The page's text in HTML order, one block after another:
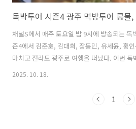
채널S에서 매주 토요일 밤 9시에 방송되는 독
즌4에서 김준호, 김대희, 장동민, 유세윤, 홍
마치고 전라도 광주로 여행을 떠났다. 이번
마는 바로 '광주 먹방 투어'. 개그맨 이상준의
인 향토음식 떡갈비부터 콩물, 청둥오리전골,
2025. 10. 18.
1